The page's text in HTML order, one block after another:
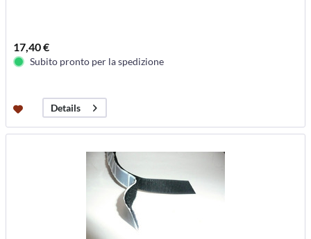
17,40 €
Subito pronto per la spedizione
Details